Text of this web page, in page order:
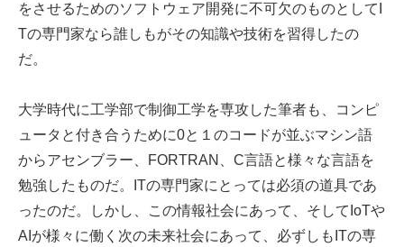
をさせるためのソフトウェア開発に不可欠のものとしてI
Tの専門家なら誰しもがその知識や技術を習得したの
だ。
大学時代に工学部で制御工学を専攻した筆者も、コンピ
ュータと付き合うために0と１のコードが並ぶマシン語
からアセンブラー、FORTRAN、C言語と様々な言語を
勉強したものだ。ITの専門家にとっては必須の道具であ
ったのだ。しかし、この情報社会にあって、そしてIoTや
AIが様々に働く次の未来社会にあって、必ずしもITの専